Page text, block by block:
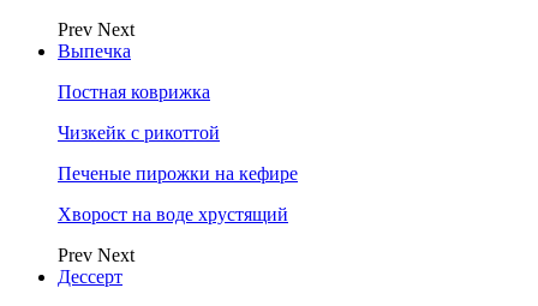
Prev Next
Выпечка
Постная коврижка
Чизкейк с рикоттой
Печеные пирожки на кефире
Хворост на воде хрустящий
Prev Next
Дессерт